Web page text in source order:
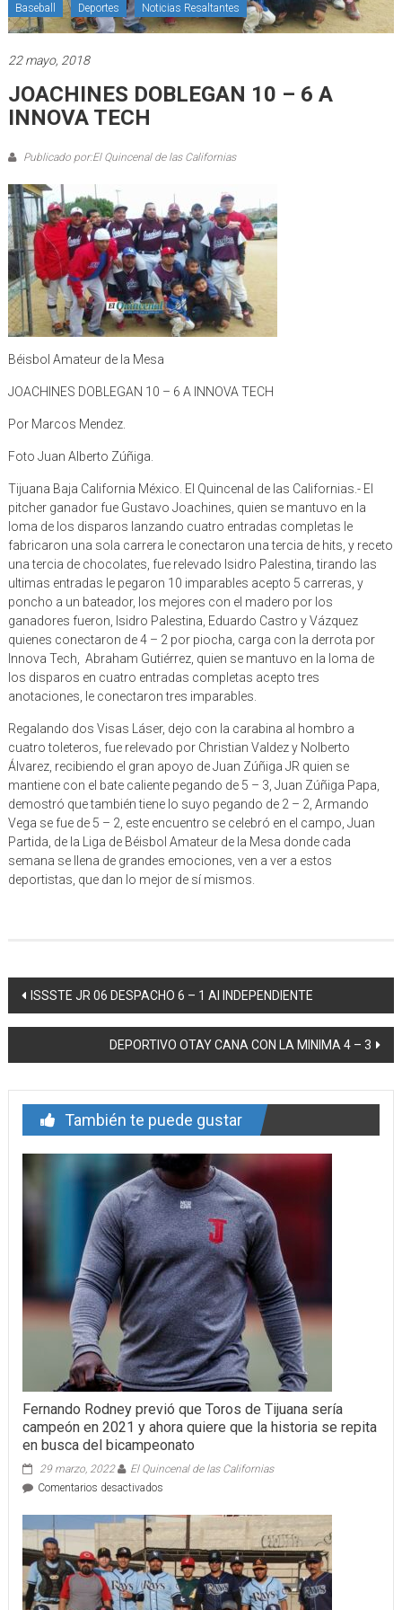
Baseball Deportes Noticias Resaltantes
22 mayo, 2018
JOACHINES DOBLEGAN 10 – 6 A
INNOVA TECH
Publicado por:El Quincenal de las Californias
Béisbol Amateur de la Mesa
JOACHINES DOBLEGAN 10 – 6 A INNOVA TECH
Por Marcos Mendez.
Foto Juan Alberto Zúñiga.
Tijuana Baja California México. El Quincenal de las Californias.- El
pitcher ganador fue Gustavo Joachines, quien se mantuvo en la
loma de los disparos lanzando cuatro entradas completas le
fabricaron una sola carrera le conectaron una tercia de hits, y receto
una tercia de chocolates, fue relevado Isidro Palestina, tirando las
ultimas entradas le pegaron 10 imparables acepto 5 carreras, y
poncho a un bateador, los mejores con el madero por los
ganadores fueron, Isidro Palestina, Eduardo Castro y Vázquez
quienes conectaron de 4 – 2 por piocha, carga con la derrota por
Innova Tech, Abraham Gutiérrez, quien se mantuvo en la loma de
los disparos en cuatro entradas completas acepto tres
anotaciones, le conectaron tres imparables.
Regalando dos Visas Láser, dejo con la carabina al hombro a
cuatro toleteros, fue relevado por Christian Valdez y Nolberto
Álvarez, recibiendo el gran apoyo de Juan Zúñiga JR quien se
mantiene con el bate caliente pegando de 5 – 3, Juan Zúñiga Papa,
demostró que también tiene lo suyo pegando de 2 – 2, Armando
Vega se fue de 5 – 2, este encuentro se celebró en el campo, Juan
Partida, de la Liga de Béisbol Amateur de la Mesa donde cada
semana se llena de grandes emociones, ven a ver a estos
deportistas, que dan lo mejor de sí mismos.
Navegación
de
entrada
ISSSTE JR 06 DESPACHO 6 – 1 Al INDEPENDIENTE
DEPORTIVO OTAY CANA CON LA MINIMA 4 – 3
También te puede gustar
Fernando Rodney previó que Toros de Tijuana sería
campeón en 2021 y ahora quiere que la historia se repita
en busca del bicampeonato
29 marzo, 2022
El Quincenal de las Californias
Comentarios desactivadosen
Rodney
previó
que
Toros
de
Tijuana